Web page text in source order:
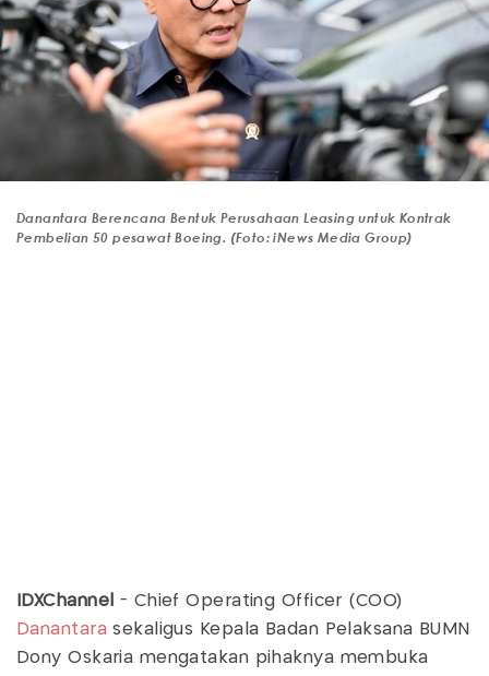
Danantara Berencana Bentuk Perusahaan Leasing untuk Kontrak
Pembelian 50 pesawat Boeing. (Foto: iNews Media Group)
IDXChannel
- Chief Operating Officer (COO)
Danantara sekaligus Kepala Badan Pelaksana BUMN
Dony Oskaria mengatakan pihaknya membuka